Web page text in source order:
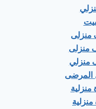
منزلى
منزلي
المرضى
منزلية